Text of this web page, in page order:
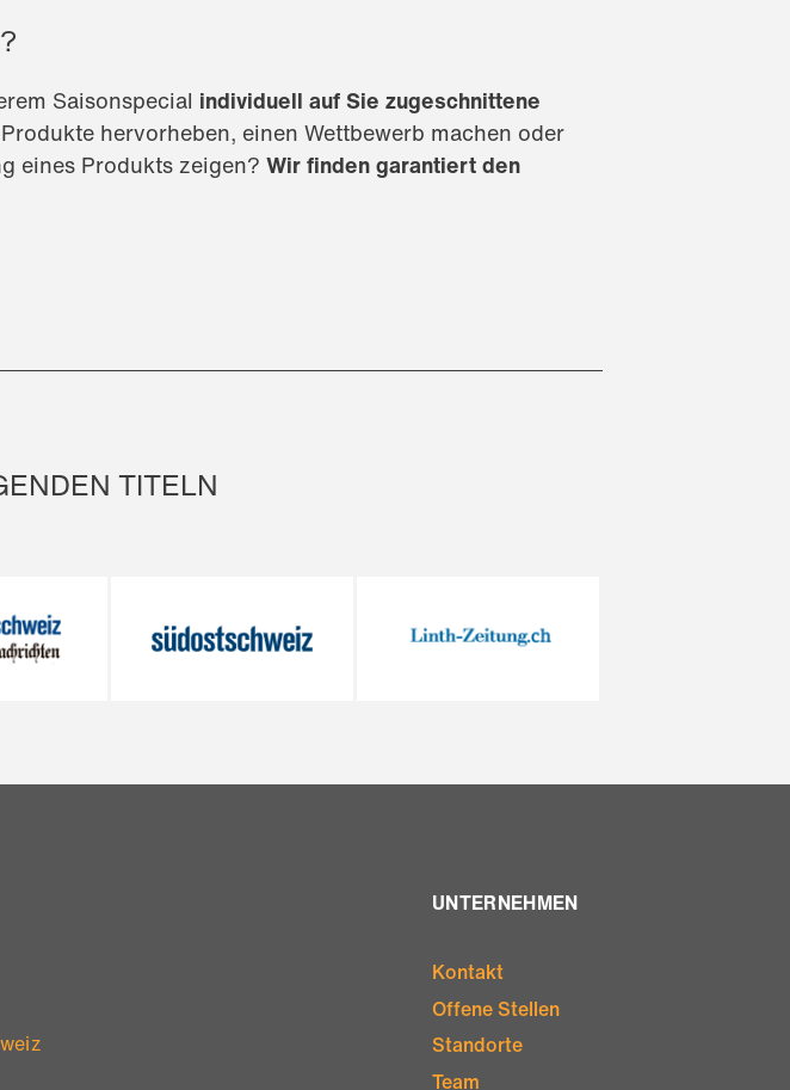
Saisonspecial individuell auf Sie zugeschnittene
hervorheben, einen Wettbewerb machen oder
eines Produkts zeigen? Wir finden garantiert den
TITELN
UNTERNEHMEN
Kontakt
Offene Stellen
Standorte
Team